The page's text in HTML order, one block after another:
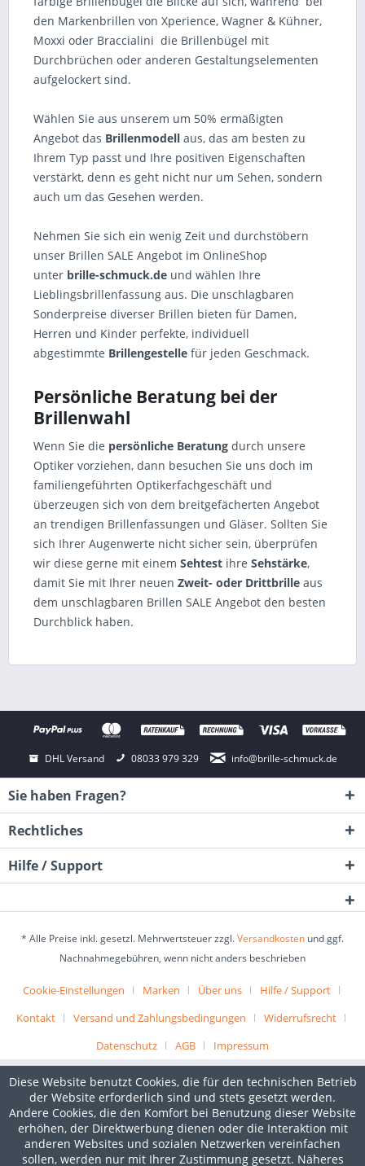
den Markenbrillen von Xperience, Wagner & Kühner,
Moxxi oder Braccialini die Brillenbügel mit
Durchbrüchen oder anderen Gestaltungselementen
aufgelockert sind.
Wählen Sie aus unserem um 50% ermäßigten
Angebot das Brillenmodell aus, das am besten zu
Ihrem Typ passt und Ihre positiven Eigenschaften
verstärkt, denn es geht nicht nur um Sehen, sondern
auch um das Gesehen werden.
Nehmen Sie sich ein wenig Zeit und durchstöbern
unser Brillen SALE Angebot im OnlineShop
unter brille-schmuck.de und wählen Ihre
Lieblingsbrillenfassung aus. Die unschlagbaren
Sonderpreise diverser Brillen bieten für Damen,
Herren und Kinder perfekte, individuell
abgestimmte Brillengestelle für jeden Geschmack.
Persönliche Beratung bei der
Brillenwahl
Wenn Sie die persönliche Beratung durch unsere
Optiker vorziehen, dann besuchen Sie uns doch im
familiengeführten Optikerfachgeschäft und
überzeugen sich von dem breitgefächerten Angebot
an trendigen Brillenfassungen und Gläser. Sollten Sie
sich Ihrer Augenwerte nicht sicher sein, überprüfen
wir diese gerne mit einem Sehtest ihre Sehstärke,
damit Sie mit Ihrer neuen Zweit- oder Drittbrille aus
dem unschlagbaren Brillen SALE Angebot den besten
Durchblick haben.
DHL Versand 08033 979 329 info@brille-schmuck.de
Sie haben Fragen?
Rechtliches
Hilfe / Support
* Alle Preise inkl. gesetzl. Mehrwertsteuer zzgl.Versandkosten und ggf.
Nachnahmegebühren, wenn nicht anders beschrieben
Cookie-Einstellungen Marken Über uns
Hilfe / Support
Kontakt
Versand und Zahlungsbedingungen
Widerrufsrecht
Datenschutz
AGB Impressum
Diese Website benutzt Cookies, die für den technischen Betrieb
der Website erforderlich sind und stets gesetzt werden.
Andere Cookies, die den Komfort bei Benutzung dieser Website
erhöhen, der Direktwerbung dienen oder die Interaktion mit
anderen Websites und sozialen Netzwerken vereinfachen
sollen, werden nur mit Ihrer Zustimmung gesetzt. Näheres